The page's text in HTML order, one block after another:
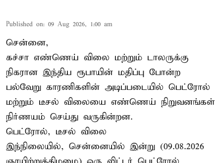
Published on: 09 Aug 2026, 1:00 am
சென்னை,
கச்சா எண்ணெய் விலை மற்றும் டாலருக்கு
நிகரான இந்திய ரூபாயின் மதிப்பு போன்ற
பல்வேறு காரணிகளின் அடிப்படையில் பெட்ரோல்
மற்றும் டீசல் விலையை எண்ணெய் நிறுவனங்கள்
நிர்ணயம் செய்து வருகின்றன.
பெட்ரோல், டீசல் விலை
இந்நிலையில், சென்னையில் இன்று (09.08.2026